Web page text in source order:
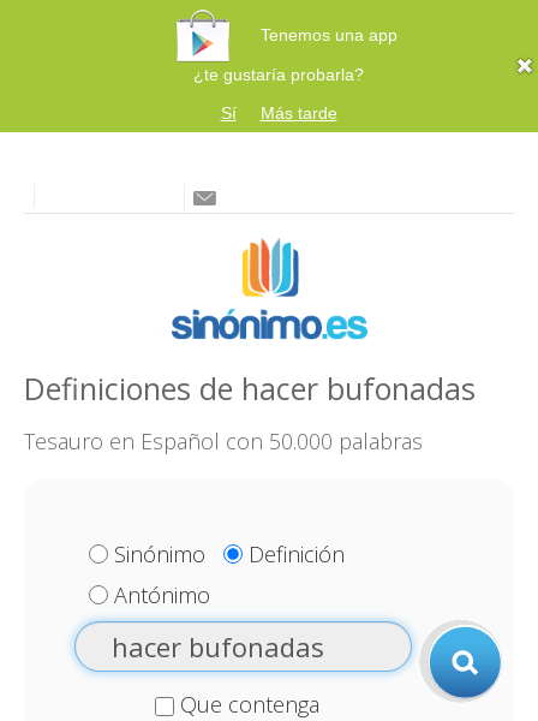
Tenemos una app
¿te gustaría probarla?
Sí
Más tarde
Definiciones de hacer bufonadas
Tesauro en Español con 50.000 palabras
Sinónimo
Definición
Antónimo
Que contenga